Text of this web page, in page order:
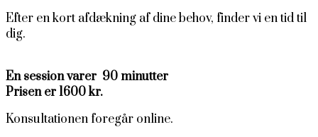
Efter en kort afdækning af dine behov, finder vi en tid til
dig.
En session varer 90 minutter
Prisen er 1600 kr.
Konsultationen foregår online.